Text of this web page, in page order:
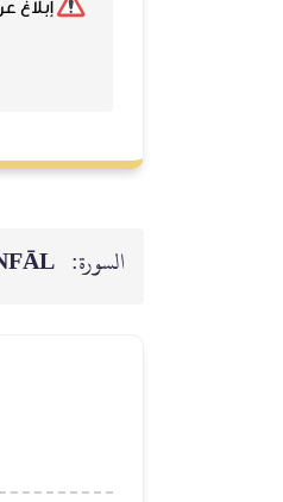
السورة: